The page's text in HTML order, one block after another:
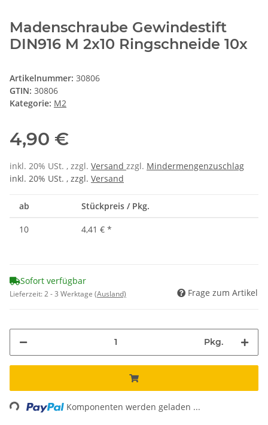
Madenschraube Gewindestift
DIN916 M 2x10 Ringschneide 10x
Artikelnummer: 30806
GTIN: 30806
Kategorie: M2
4,90 €
inkl. 20% USt. , zzgl. Versand zzgl. Mindermengenzuschlag
inkl. 20% USt. , zzgl. Versand
ab Stückpreis / Pkg.
10 4,41 € *
Sofort verfügbar
Lieferzeit:2 - 3 Werktage (Ausland) Frage zum Artikel
Pkg.
Komponenten werden geladen ...